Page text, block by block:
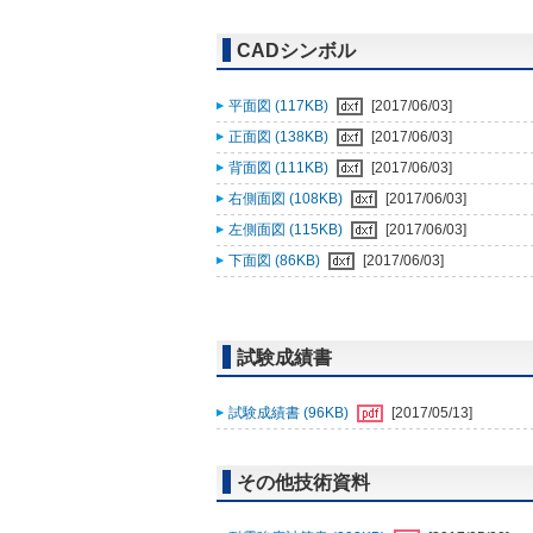
CADシンボル
平面図 (117KB)
[2017/06/03]
正面図 (138KB)
[2017/06/03]
背面図 (111KB)
[2017/06/03]
右側面図 (108KB)
[2017/06/03]
左側面図 (115KB)
[2017/06/03]
下面図 (86KB)
[2017/06/03]
試験成績書
試験成績書 (96KB) [2017/05/13]
その他技術資料